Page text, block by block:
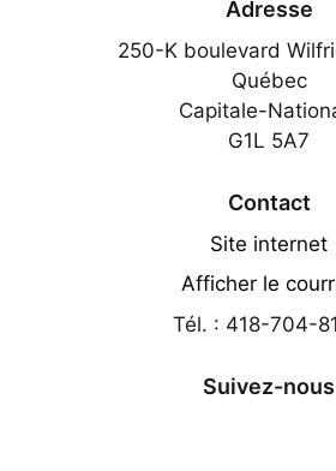
Adresse
250-K boulevard
Québec
Capitale-
G1L 5A7
Contact
Site internet
Afficher le
Tél. : 418-704-
Suivez-nous